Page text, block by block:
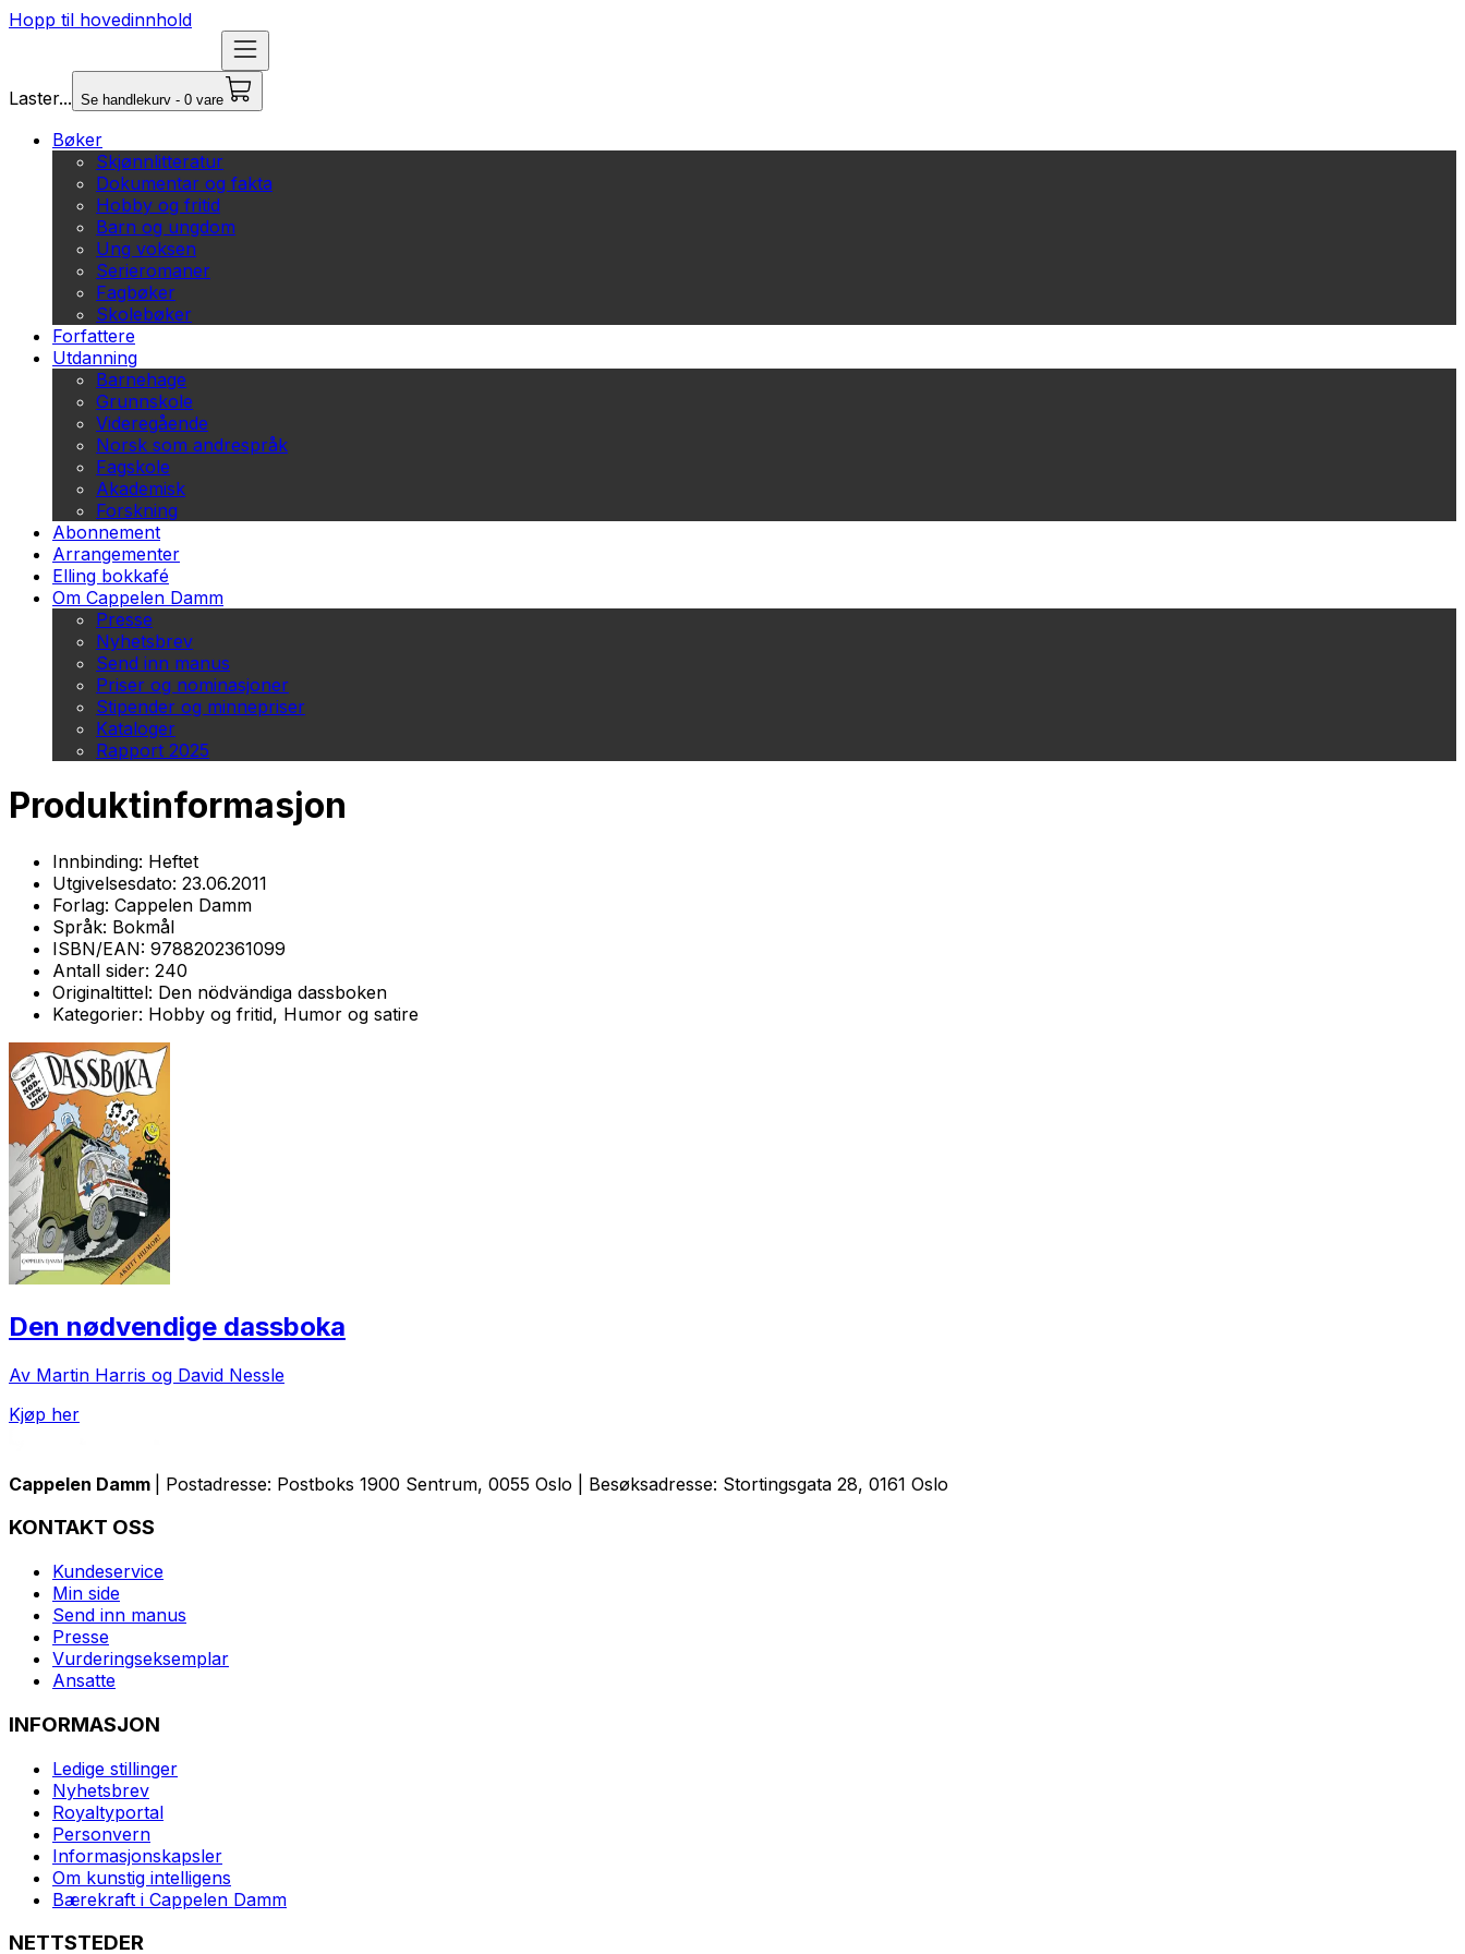
Hopp til hovedinnhold
Laster... Se handlekurv - 0 vare
Bøker
Skjønnlitteratur
Dokumentar og fakta
Hobby og fritid
Barn og ungdom
Ung voksen
Serieromaner
Fagbøker
Skolebøker
Forfattere
Utdanning
Barnehage
Grunnskole
Videregående
Norsk som andrespråk
Fagskole
Akademisk
Forskning
Abonnement
Arrangementer
Elling bokkafé
Om Cappelen Damm
Presse
Nyhetsbrev
Send inn manus
Priser og nominasjoner
Stipender og minnepriser
Kataloger
Rapport 2025
Produktinformasjon
Innbinding: Heftet
Utgivelsesdato: 23.06.2011
Forlag: Cappelen Damm
Språk: Bokmål
ISBN/EAN: 9788202361099
Antall sider: 240
Originaltittel: Den nödvändiga dassboken
Kategorier: Hobby og fritid, Humor og satire
Den nødvendige dassboka
Av Martin Harris og David Nessle
Kjøp her
Cappelen Damm | Postadresse: Postboks 1900 Sentrum, 0055 Oslo | Besøksadresse: Stortingsgata 28, 0161 Oslo
KONTAKT OSS
Kundeservice
Min side
Send inn manus
Presse
Vurderingseksemplar
Ansatte
INFORMASJON
Ledige stillinger
Nyhetsbrev
Royaltyportal
Personvern
Informasjonskapsler
Om kunstig intelligens
Bærekraft i Cappelen Damm
NETTSTEDER